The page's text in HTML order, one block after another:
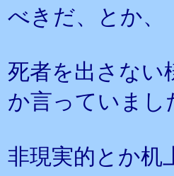
べきだ、とか、
死者を出さない
か言っていまし
非現実的とか机